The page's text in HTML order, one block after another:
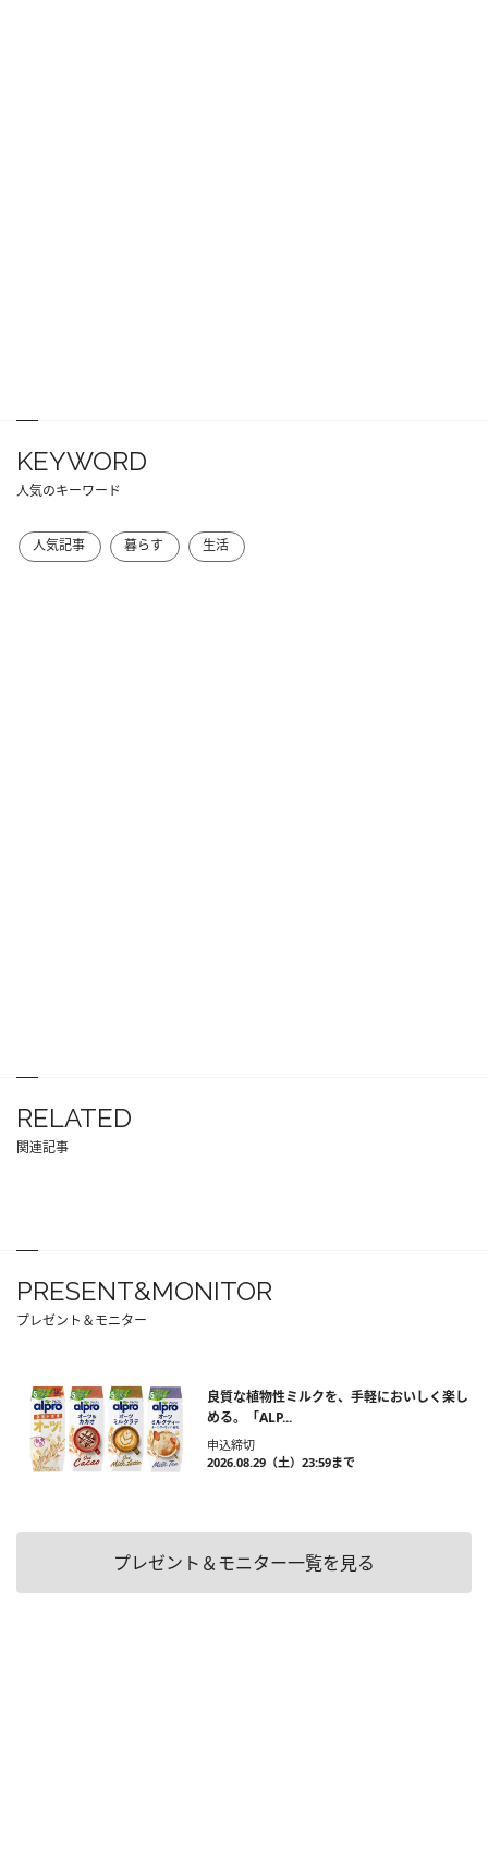
KEYWORD
人気のキーワード
人気記事 暮らす 生活
RELATED
関連記事
PRESENT&MONITOR
プレゼント＆モニター
良質な植物性ミルクを、手軽においしく楽し
める。「ALP...
申込締切
2026.08.29（土）23:59まで
プレゼント＆モニター一覧を見る